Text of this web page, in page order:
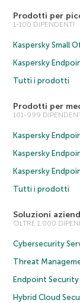
Prodotti per
1-100 DIPENDENTI
Kaspersky Small
Kaspersky
Tutti i prodotti
Prodotti per
101-999
Kaspersky
Kaspersky
Kaspersky
Tutti i prodotti
Soluzioni
OLTRE 1.000
Cybersecurity
Threat
Endpoint Security
Hybrid Cloud